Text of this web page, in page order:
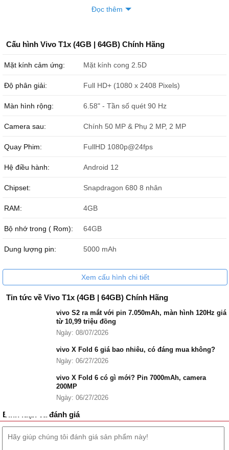
Đọc thêm
Cấu hình Vivo T1x (4GB | 64GB) Chính Hãng
Mặt kính cảm ứng: Mặt kính cong 2.5D
Độ phân giải: Full HD+ (1080 x 2408 Pixels)
Màn hình rộng: 6.58" - Tần số quét 90 Hz
Camera sau: Chính 50 MP & Phụ 2 MP, 2 MP
Quay Phim: FullHD 1080p@24fps
Hệ điều hành: Android 12
Chipset: Snapdragon 680 8 nhân
RAM: 4GB
Bộ nhớ trong ( Rom): 64GB
Dung lượng pin: 5000 mAh
Xem cấu hình chi tiết
Tin tức về Vivo T1x (4GB | 64GB) Chính Hãng
vivo S2 ra mắt với pin 7.050mAh, màn hình 120Hz giá
từ 10,99 triệu đồng
Ngày: 08/07/2026
vivo X Fold 6 giá bao nhiêu, có đáng mua không?
Ngày: 06/27/2026
vivo X Fold 6 có gì mới? Pin 7000mAh, camera
200MP
Ngày: 06/27/2026
Bình luận và đánh giá